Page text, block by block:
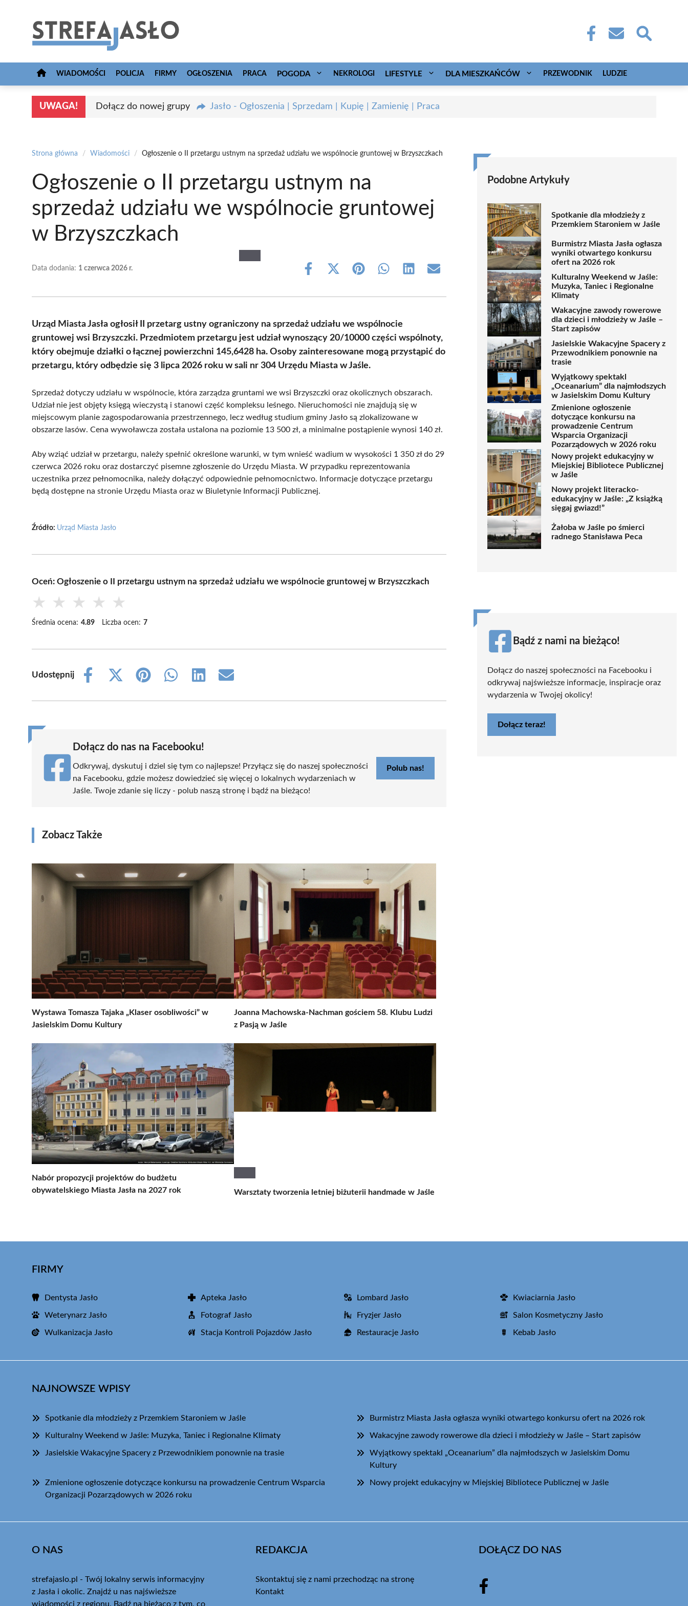
WIADOMOŚCI POLICJA FIRMY OGŁOSZENIA PRACA POGODA NEKROLOGI LIFESTYLE DLA MIESZKAŃCÓW PRZEWODNIK LUDZIE
UWAGA! Dołącz do nowej grupy Jasło - Ogłoszenia | Sprzedam | Kupię | Zamienię | Praca
Strona główna / Wiadomości / Ogłoszenie o II przetargu ustnym na sprzedaż udziału we wspólnocie gruntowej w Brzyszczkach
Ogłoszenie o II przetargu ustnym na
sprzedaż udziału we wspólnocie gruntowej
w Brzyszczkach
Data dodania: 1 czerwca 2026 r.
Share
Share
(Twitter)
Share Share Share Share
Urząd Miasta Jasła ogłosił II przetarg ustny ograniczony na sprzedaż udziału we wspólnocie
gruntowej wsi Brzyszczki. Przedmiotem przetargu jest udział wynoszący 20/10000 części wspólnoty,
który obejmuje działki o łącznej powierzchni 145,6428 ha. Osoby zainteresowane mogą przystąpić do
przetargu, który odbędzie się 3 lipca 2026 roku w sali nr 304 Urzędu Miasta w Jaśle.
Sprzedaż dotyczy udziału w wspólnocie, która zarządza gruntami we wsi Brzyszczki oraz okolicznych obszarach.
Udział nie jest objęty księgą wieczystą i stanowi część kompleksu leśnego. Nieruchomości nie znajdują się w
miejscowym planie zagospodarowania przestrzennego, lecz według studium gminy Jasło są zlokalizowane w
obszarze lasów. Cena wywoławcza została ustalona na poziomie 13 500 zł, a minimalne postąpienie wynosi 140 zł.
Aby wziąć udział w przetargu, należy spełnić określone warunki, w tym wnieść wadium w wysokości 1 350 zł do 29
czerwca 2026 roku oraz dostarczyć pisemne zgłoszenie do Urzędu Miasta. W przypadku reprezentowania
uczestnika przez pełnomocnika, należy dołączyć odpowiednie pełnomocnictwo. Informacje dotyczące przetargu
będą dostępne na stronie Urzędu Miasta oraz w Biuletynie Informacji Publicznej.
Źródło: Urząd Miasta Jasło
Oceń: Ogłoszenie o II przetargu ustnym na sprzedaż udziału we wspólnocie gruntowej w Brzyszczkach
★ ★ ★ ★ ★
Średnia ocena: 4.89 Liczba ocen: 7
Udostępnij
Share
Share
(Twitter)
Share
Share
Share
Share
Dołącz do nas na Facebooku!
Odkrywaj, dyskutuj i dziel się tym co najlepsze! Przyłącz się do naszej społeczności
na Facebooku, gdzie możesz dowiedzieć się więcej o lokalnych wydarzeniach w
Jaśle. Twoje zdanie się liczy - polub naszą stronę i bądź na bieżąco!
Polub nas!
Zobacz Także
Wystawa Tomasza Tajaka „Klaser osobliwości” w
Jasielskim Domu Kultury
Joanna Machowska-Nachman gościem 58. Klubu Ludzi
z Pasją w Jaśle
Nabór propozycji projektów do budżetu
obywatelskiego Miasta Jasła na 2027 rok
Warsztaty tworzenia letniej biżuterii handmade w Jaśle
Podobne Artykuły
Spotkanie dla młodzieży z
Przemkiem Staroniem w Jaśle
Burmistrz Miasta Jasła ogłasza
wyniki otwartego konkursu
ofert na 2026 rok
Kulturalny Weekend w Jaśle:
Muzyka, Taniec i Regionalne
Klimaty
Wakacyjne zawody rowerowe
dla dzieci i młodzieży w Jaśle –
Start zapisów
Jasielskie Wakacyjne Spacery z
Przewodnikiem ponownie na
trasie
Wyjątkowy spektakl
„Oceanarium” dla najmłodszych
w Jasielskim Domu Kultury
Zmienione ogłoszenie
dotyczące konkursu na
prowadzenie Centrum
Wsparcia Organizacji
Pozarządowych w 2026 roku
Nowy projekt edukacyjny w
Miejskiej Bibliotece Publicznej
w Jaśle
Nowy projekt literacko-
edukacyjny w Jaśle: „Z książką
sięgaj gwiazd!”
Żałoba w Jaśle po śmierci
radnego Stanisława Peca
Bądź z nami na bieżąco!
Dołącz do naszej społeczności na Facebooku i
odkrywaj najświeższe informacje, inspiracje oraz
wydarzenia w Twojej okolicy!
Dołącz teraz!
FIRMY
Dentysta Jasło Apteka Jasło Lombard Jasło Kwiaciarnia Jasło
Weterynarz Jasło Fotograf Jasło Fryzjer Jasło Salon Kosmetyczny Jasło
Wulkanizacja Jasło Stacja Kontroli Pojazdów Jasło Restauracje Jasło Kebab Jasło
NAJNOWSZE WPISY
Spotkanie dla młodzieży z Przemkiem Staroniem w Jaśle Burmistrz Miasta Jasła ogłasza wyniki otwartego konkursu ofert na 2026 rok
Kulturalny Weekend w Jaśle: Muzyka, Taniec i Regionalne Klimaty Wakacyjne zawody rowerowe dla dzieci i młodzieży w Jaśle – Start zapisów
Jasielskie Wakacyjne Spacery z Przewodnikiem ponownie na trasie
Wyjątkowy spektakl „Oceanarium” dla najmłodszych w Jasielskim Domu
Kultury
Zmienione ogłoszenie dotyczące konkursu na prowadzenie Centrum Wsparcia
Organizacji Pozarządowych w 2026 roku
Nowy projekt edukacyjny w Miejskiej Bibliotece Publicznej w Jaśle
O NAS
strefajaslo.pl - Twój lokalny serwis informacyjny
z Jasła i okolic. Znajdź u nas najświeższe
wiadomości z regionu. Bądź na bieżąco z tym, co
REDAKCJA
Skontaktuj się z nami przechodząc na stronę
Kontakt
DOŁĄCZ DO NAS